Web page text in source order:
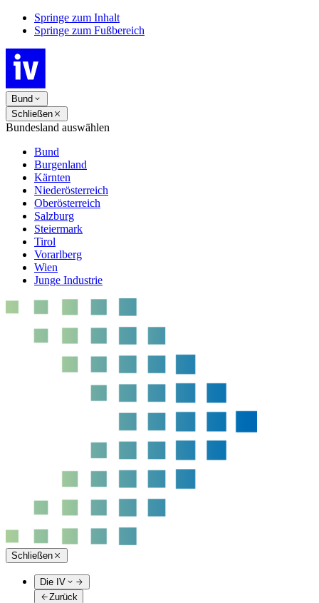
Springe zum Inhalt
Springe zum Fußbereich
Bund
Schließen
Bundesland auswählen
Bund
Burgenland
Kärnten
Niederösterreich
Oberösterreich
Salzburg
Steiermark
Tirol
Vorarlberg
Wien
Junge Industrie
Schließen
Die IV
Zurück